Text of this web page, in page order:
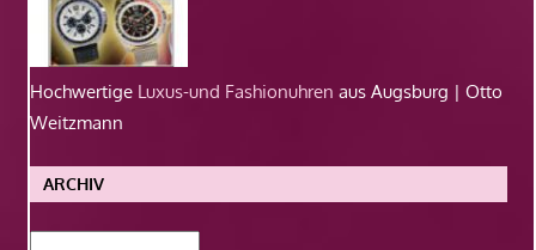
Hochwertige Luxus-und Fashionuhren aus Augsburg | Otto
Weitzmann
ARCHIV